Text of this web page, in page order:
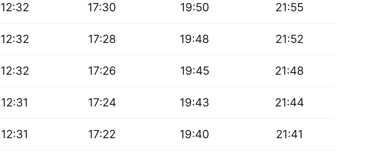
12:32 17:30 19:50 21:55
12:32 17:28 19:48 21:52
12:32 17:26 19:45 21:48
12:31 17:24 19:43 21:44
12:31 17:22 19:40 21:41